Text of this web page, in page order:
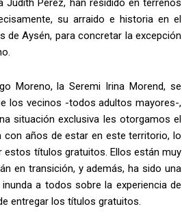
Judith Pérez, han residido en terrenos
su arraido e historia en el
de Aysén, para concretar la excepción
Moreno, la Seremi Irina Morend, se
los vecinos -todos adultos mayores-,
situación exclusiva les otorgamos el
con años de estar en este territorio, lo
estos títulos gratuitos. Ellos están muy
en transición, y además, ha sido una
a todos sobre la experiencia de
entregar los títulos gratuitos.